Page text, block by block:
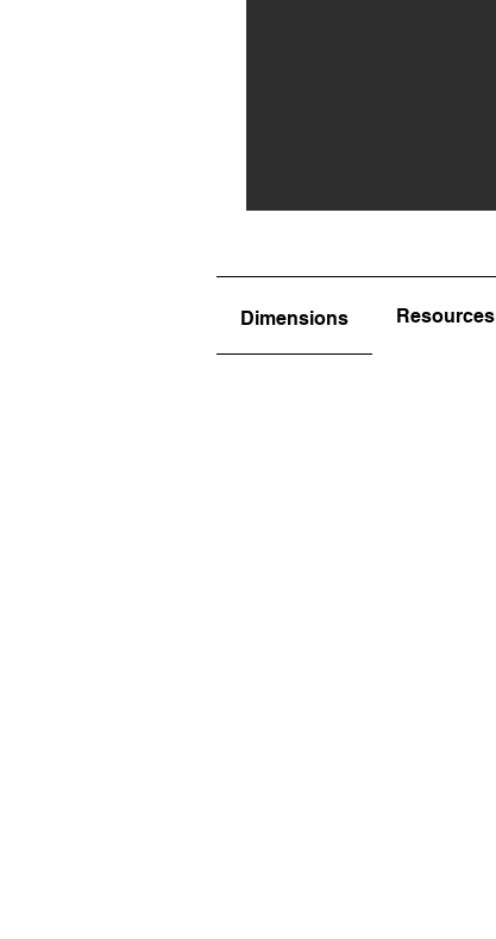
Dimensions Resources